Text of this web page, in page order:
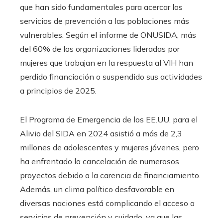
que han sido fundamentales para acercar los
servicios de prevención a las poblaciones más
vulnerables. Según el informe de ONUSIDA, más
del 60% de las organizaciones lideradas por
mujeres que trabajan en la respuesta al VIH han
perdido financiación o suspendido sus actividades
a principios de 2025.
El Programa de Emergencia de los EE.UU. para el
Alivio del SIDA en 2024 asistió a más de 2,3
millones de adolescentes y mujeres jóvenes, pero
ha enfrentado la cancelación de numerosos
proyectos debido a la carencia de financiamiento.
Además, un clima político desfavorable en
diversas naciones está complicando el acceso a